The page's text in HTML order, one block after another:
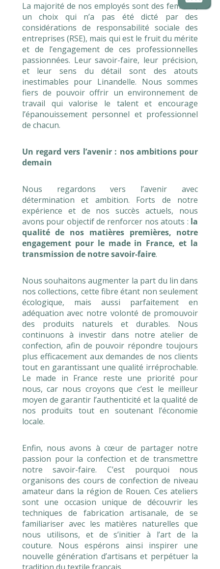
La majorité de nos employés sont des femmes,
un choix qui n’a pas été dicté par des
considérations de responsabilité sociale des
entreprises (RSE), mais qui est le fruit du mérite
et de l’engagement de ces professionnelles
passionnées. Leur savoir-faire, leur précision,
et leur sens du détail sont des atouts
inestimables pour Linandelle. Nous sommes
fiers de pouvoir offrir un environnement de
travail qui valorise le talent et encourage
l’épanouissement personnel et professionnel
de chacun.
Un regard vers l’avenir : nos ambitions pour
demain
Nous regardons vers l’avenir avec
détermination et ambition. Forts de notre
expérience et de nos succès actuels, nous
avons pour objectif de renforcer nos atouts : la
qualité de nos matières premières, notre
engagement pour le made in France, et la
transmission de notre savoir-faire.
Nous souhaitons augmenter la part du lin dans
nos collections, cette fibre étant non seulement
écologique, mais aussi parfaitement en
adéquation avec notre volonté de promouvoir
des produits naturels et durables. Nous
continuons à investir dans notre atelier de
confection, afin de pouvoir répondre toujours
plus efficacement aux demandes de nos clients
tout en garantissant une qualité irréprochable.
Le made in France reste une priorité pour
nous, car nous croyons que c’est le meilleur
moyen de garantir l’authenticité et la qualité de
nos produits tout en soutenant l’économie
locale.
Enfin, nous avons à cœur de partager notre
passion pour la confection et de transmettre
notre savoir-faire. C’est pourquoi nous
organisons des cours de confection de niveau
amateur dans la région de Rouen. Ces ateliers
sont une occasion unique de découvrir les
techniques de fabrication artisanale, de se
familiariser avec les matières naturelles que
nous utilisons, et de s’initier à l’art de la
couture. Nous espérons ainsi inspirer une
nouvelle génération d’artisans et perpétuer la